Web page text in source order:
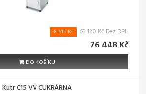
-8 615 Kč 63 180 Kč Bez DPH
76 448 Kč
DO KOŠÍKU
Kutr C15 VV CUKRÁRNA